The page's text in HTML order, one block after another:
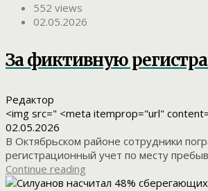
552 views
02.05.2026
За фиктивную
Редактор
<img src=" <meta itemprop="url"
02.05.2026
В Октябрьском районе сотрудники
регистрационный учет по месту
Continue reading